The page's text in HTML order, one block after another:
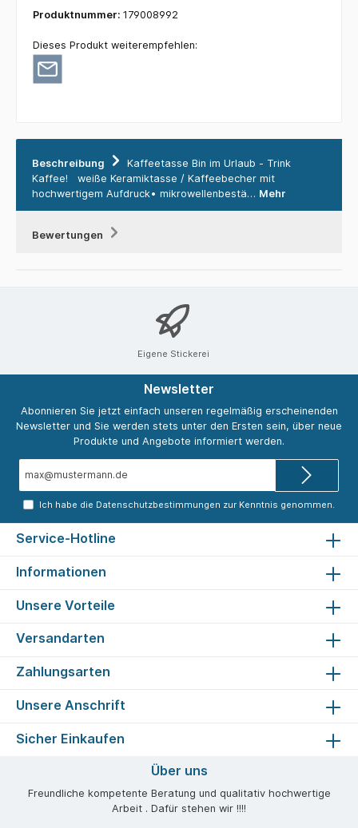
Produktnummer: 179008992
Dieses Produkt weiterempfehlen:
Beschreibung
Kaffeetasse Bin im Urlaub - Trink
Kaffee! weiße Keramiktasse / Kaffeebecher mit
hochwertigem Aufdruck• mikrowellenbestä… Mehr
Bewertungen
Eigene Stickerei
Newsletter
Abonnieren Sie jetzt einfach unseren regelmäßig erscheinenden
Newsletter und Sie werden stets unter den Ersten sein, über neue
Produkte und Angebote informiert werden.
Adresse*
Ich habe die Datenschutzbestimmungen zur Kenntnis genommen.
Service-Hotline
Informationen
Unsere Vorteile
Versandarten
Zahlungsarten
Unsere Anschrift
Sicher Einkaufen
Über uns
Freundliche kompetente Beratung und qualitativ hochwertige
Arbeit . Dafür stehen wir !!!!